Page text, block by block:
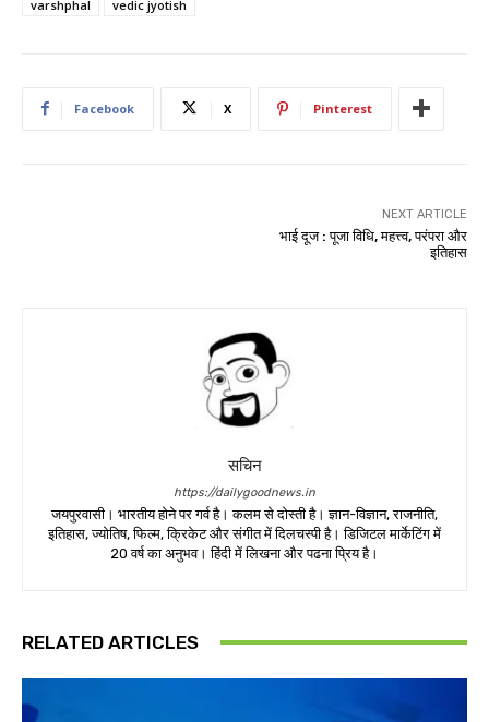
varshphal vedic jyotish
Facebook X Pinterest
NEXT ARTICLE
भाई दूज : पूजा विधि, महत्त्व, परंपरा और
इतिहास
सचिन
https://dailygoodnews.in
जयपुरवासी। भारतीय होने पर गर्व है। कलम से दोस्ती है। ज्ञान-विज्ञान, राजनीति,
इतिहास, ज्योतिष, फिल्म, क्रिकेट और संगीत में दिलचस्पी है। डिजिटल मार्केटिंग में
20 वर्ष का अनुभव। हिंदी में लिखना और पढना प्रिय है।
RELATED ARTICLES